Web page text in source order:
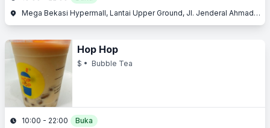
Mega Bekasi Hypermall, Lantai Upper Ground, Jl. Jenderal Ahmad Yani, Bekasi Barat, Bekasi, Jawa Barat
Hop Hop
$ • Bubble Tea
10:00 - 22:00
Buka